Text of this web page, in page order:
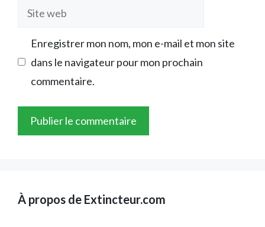
Site
Enregistrer mon nom, mon e-mail et mon site
dans le navigateur pour mon prochain
commentaire.
À propos de Extincteur.com